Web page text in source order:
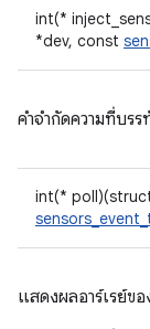
int(*
*dev, const
คําจํากัดความที่บรร
int(*
แสดงผลอาร์เรย์ข